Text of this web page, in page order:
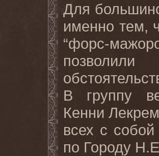
Для
именно тем,
“форс-
В группу
Кенни
всех с
по Городу H.E